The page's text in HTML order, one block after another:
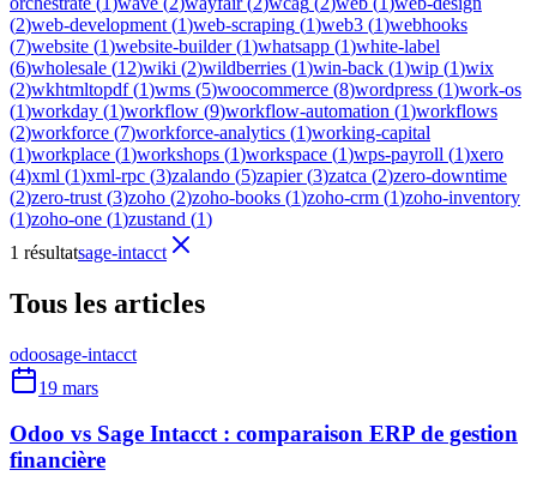
(2)web-development (1)web-scraping (1)web3 (1)webhooks
(7)website (1)website-builder(1)whatsapp (1)white-label
(6)wholesale (12)wiki (2)wildberries (1)win-back (1)wip (1)wix
(2)wkhtmltopdf(1)wms (5)woocommerce (8)wordpress (1)work-os
(1)workday (1)workflow (9)workflow-automation (1)workflows
(2)workforce (7)workforce-analytics (1)working-capital
(1)workplace (1)workshops (1)workspace (1)wps-payroll (1)xero
(4)xml (1)xml-rpc (3)zalando (5)zapier(3)zatca (2)zero-downtime
(2)zero-trust (3)zoho (2)zoho-books (1)zoho-crm (1)zoho-inventory
(1)zoho-one (1)zustand (1)
1 résultatsage-intacct
Tous les articles
odoosage-intacct
19 mars
Odoo vs Sage Intacct : comparaison ERP de gestion
financière